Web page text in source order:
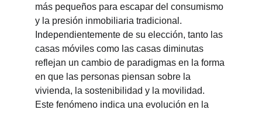
más pequeños para escapar del consumismo
y la presión inmobiliaria tradicional.
Independientemente de su elección, tanto las
casas móviles como las casas diminutas
reflejan un cambio de paradigmas en la forma
en que las personas piensan sobre la
vivienda, la sostenibilidad y la movilidad.
Este fenómeno indica una evolución en la